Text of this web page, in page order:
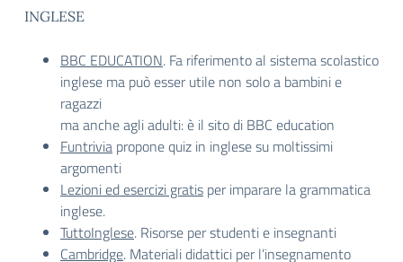
INGLESE
BBC EDUCATION. Fa riferimento al sistema scolastico
inglese ma può esser utile non solo a bambini e
ragazzi
ma anche agli adulti: è il sito di BBC education
Funtrivia propone quiz in inglese su moltissimi
argomenti
Lezioni ed esercizi gratis per imparare la grammatica
inglese.
TuttoInglese. Risorse per studenti e insegnanti
Cambridge. Materiali didattici per l’insegnamento